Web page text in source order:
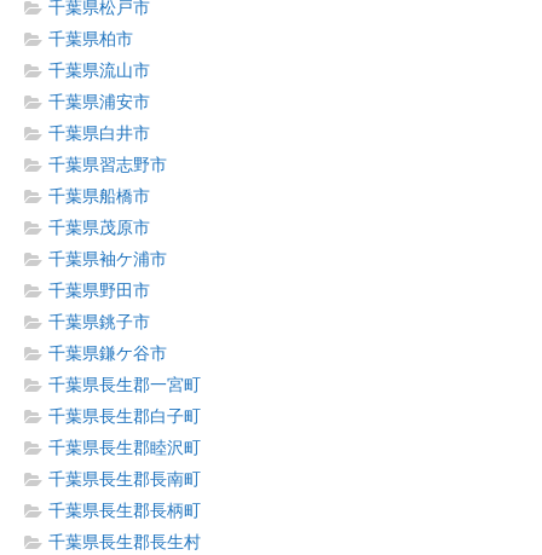
千葉県松戸市
千葉県柏市
千葉県流山市
千葉県浦安市
千葉県白井市
千葉県習志野市
千葉県船橋市
千葉県茂原市
千葉県袖ケ浦市
千葉県野田市
千葉県銚子市
千葉県鎌ケ谷市
千葉県長生郡一宮町
千葉県長生郡白子町
千葉県長生郡睦沢町
千葉県長生郡長南町
千葉県長生郡長柄町
千葉県長生郡長生村